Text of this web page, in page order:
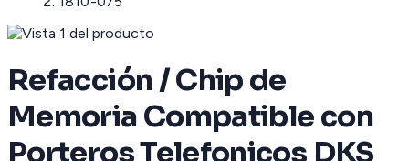
Refacción / Chip de
Memoria Compatible con
Porteros Telefonicos DKS